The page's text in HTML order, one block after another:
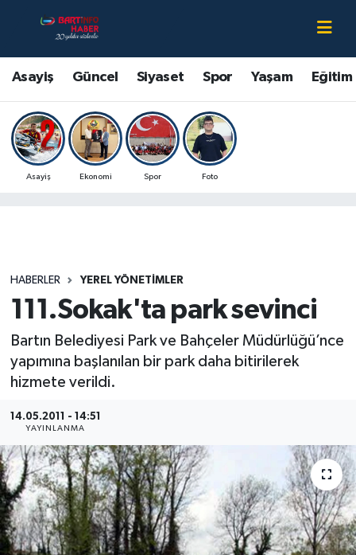
Asayiş Güncel Siyaset Spor Yaşam Eğitim
Asayiş Ekonomi Spor Foto
HABERLER YEREL YÖNETIMLER
111.Sokak'ta park sevinci
Bartın Belediyesi Park ve Bahçeler Müdürlüğü’nce
yapımına başlanılan bir park daha bitirilerek
hizmete verildi.
14.05.2011 - 14:51
YAYINLANMA
Asayiş
Bartın Hakkında
Çevre
Eğitim
Kültür-Sanat
Magazin
Medya
Sağlık
Sinema
Sivil Toplum
Siyaset
Bartın Nöbetçi Eczaneler
Bartın Hava Durumu
Bartin Namaz Vakitleri
Bartın Trafik Yoğunluk Haritası
Son Dakika Haberleri
Haber Arşivi